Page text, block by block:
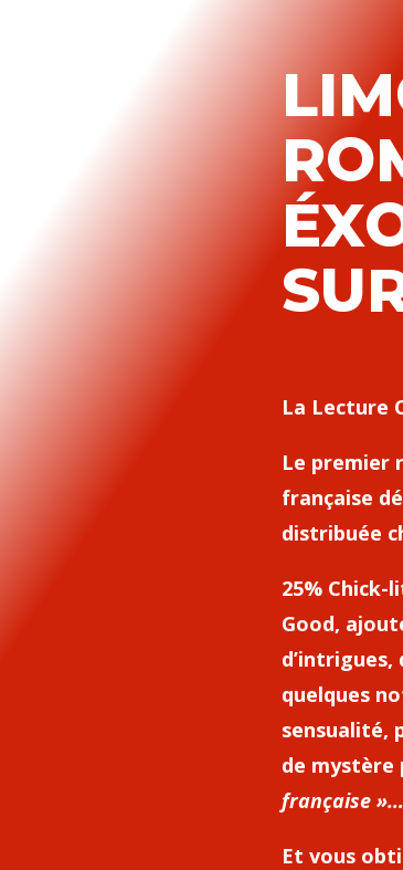
La Lecture
Le premier
française
distribuée
25% Chick-
Good,
quelques
sensualité,
de mystère
française »…
Et vous